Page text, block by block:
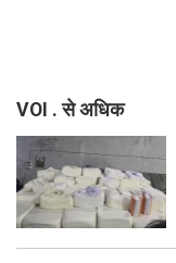
VOI . से अधिक